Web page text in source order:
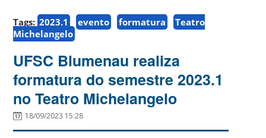
Tags: 2023.1 evento formatura
Teatro
Michelangelo
UFSC Blumenau realiza
formatura do semestre 2023.1
no Teatro Michelangelo
18/09/2023 15:28